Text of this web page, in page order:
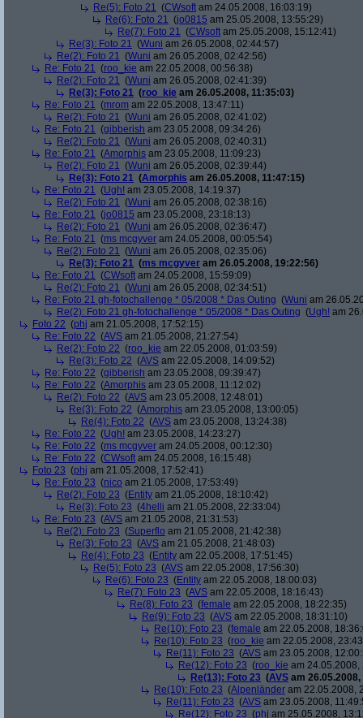
Re(5): Foto 21 (CWsoft am 24.05.2008, 16:03:19)
Re(6): Foto 21 (jo0815 am 25.05.2008, 13:55:29)
Re(7): Foto 21 (CWsoft am 25.05.2008, 15:12:41)
Re(3): Foto 21 (Wuni am 26.05.2008, 02:44:57)
Re(2): Foto 21 (Wuni am 26.05.2008, 02:42:56)
Re: Foto 21 (roo_kie am 22.05.2008, 00:56:38)
Re(2): Foto 21 (Wuni am 26.05.2008, 02:41:39)
Re(3): Foto 21 (roo_kie am 26.05.2008, 11:35:03)
Re: Foto 21 (mrom am 22.05.2008, 13:47:11)
Re(2): Foto 21 (Wuni am 26.05.2008, 02:41:02)
Re: Foto 21 (gibberish am 23.05.2008, 09:34:26)
Re(2): Foto 21 (Wuni am 26.05.2008, 02:40:31)
Re: Foto 21 (Amorphis am 23.05.2008, 11:09:23)
Re(2): Foto 21 (Wuni am 26.05.2008, 02:39:44)
Re(3): Foto 21 (Amorphis am 26.05.2008, 11:47:15)
Re: Foto 21 (Ugh! am 23.05.2008, 14:19:37)
Re(2): Foto 21 (Wuni am 26.05.2008, 02:38:16)
Re: Foto 21 (jo0815 am 23.05.2008, 23:18:13)
Re(2): Foto 21 (Wuni am 26.05.2008, 02:36:47)
Re: Foto 21 (ms mcgyver am 24.05.2008, 00:05:54)
Re(2): Foto 21 (Wuni am 26.05.2008, 02:35:06)
Re(3): Foto 21 (ms mcgyver am 26.05.2008, 19:22:56)
Re: Foto 21 (CWsoft am 24.05.2008, 15:59:09)
Re(2): Foto 21 (Wuni am 26.05.2008, 02:34:51)
Re: Foto 21 gh-fotochallenge * 05/2008 * Das Outing (Wuni am
Re(2): Foto 21 gh-fotochallenge * 05/2008 * Das Outing (Ugh! am
Foto 22 (phj am 21.05.2008, 17:52:15)
Re: Foto 22 (AVS am 21.05.2008, 21:27:54)
Re(2): Foto 22 (roo_kie am 22.05.2008, 01:03:59)
Re(3): Foto 22 (AVS am 22.05.2008, 14:09:52)
Re: Foto 22 (gibberish am 23.05.2008, 09:39:47)
Re: Foto 22 (Amorphis am 23.05.2008, 11:12:02)
Re(2): Foto 22 (AVS am 23.05.2008, 12:48:01)
Re(3): Foto 22 (Amorphis am 23.05.2008, 13:00:05)
Re(4): Foto 22 (AVS am 23.05.2008, 13:24:38)
Re: Foto 22 (Ugh! am 23.05.2008, 14:23:27)
Re: Foto 22 (ms mcgyver am 24.05.2008, 00:12:30)
Re: Foto 22 (CWsoft am 24.05.2008, 16:15:48)
Foto 23 (phj am 21.05.2008, 17:52:41)
Re: Foto 23 (nico am 21.05.2008, 17:53:49)
Re(2): Foto 23 (Entity am 21.05.2008, 18:10:42)
Re(3): Foto 23 (4helli am 21.05.2008, 22:33:04)
Re: Foto 23 (AVS am 21.05.2008, 21:31:53)
Re(2): Foto 23 (Superflo am 21.05.2008, 21:42:38)
Re(3): Foto 23 (AVS am 21.05.2008, 21:48:03)
Re(4): Foto 23 (Entity am 22.05.2008, 17:51:45)
Re(5): Foto 23 (AVS am 22.05.2008, 17:56:30)
Re(6): Foto 23 (Entity am 22.05.2008, 18:00:03)
Re(7): Foto 23 (AVS am 22.05.2008, 18:16:43)
Re(8): Foto 23 (female am 22.05.2008, 18:22:35)
Re(9): Foto 23 (AVS am 22.05.2008, 18:31:10)
Re(10): Foto 23 (female am 22.05.2008,
Re(10): Foto 23 (roo_kie am 22.05.2008,
Re(11): Foto 23 (AVS am 23.05.2008,
Re(12): Foto 23 (roo_kie am 24.05.2008,
Re(13): Foto 23 (AVS am
Re(10): Foto 23 (Alpenländer am 22.05.2008,
Re(11): Foto 23 (AVS am 23.05.2008,
Re(12): Foto 23 (phj am 25.05.2008,